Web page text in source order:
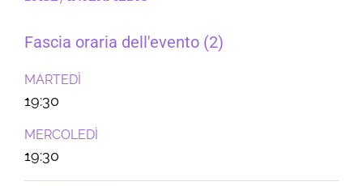
Fascia oraria dell'evento (2)
MARTEDÌ
19:30
-
MERCOLEDÌ
19:30
-